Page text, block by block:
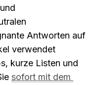
Antworten auf
verwendet
kurze Listen und
sofort mit dem